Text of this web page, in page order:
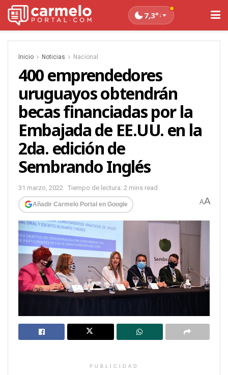
7,3°↓
Inicio Noticias Nacional
400 emprendedores
uruguayos obtendrán
becas financiadas por la
Embajada de EE.UU. en la
2da. edición de
Sembrando Inglés
31 marzo, 2022 Tiempo de lectura: 2 mins read
Añadir Carmelo Portal en Google AA
PUBLICIDAD